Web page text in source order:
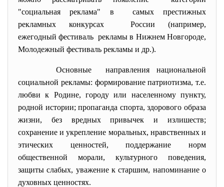
"социальная реклама" в самых престижных
рекламных конкурсах России (например,
ежегодный фестиваль рекламы в Нижнем Новгороде,
Молодежный фестиваль рекламы и др.).
Основные направления национальной
социальной рекламы: формирование патриотизма, т.е.
любви к Родине, городу или населенному пункту,
родной истории; пропаганда спорта, здорового образа
жизни, без вредных привычек и излишеств;
сохранение и укрепление моральных, нравственных и
этических ценностей, поддержание норм
общественной морали, культурного поведения,
защиты слабых, уважение к старшим, напоминание о
духовных ценностях.